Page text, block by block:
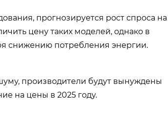
прогнозируется рост спроса на
цену таких моделей, однако в
снижению потребления энергии.
производители будут вынуждены
на цены в 2025 году.